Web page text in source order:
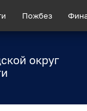
Пожбез
округ